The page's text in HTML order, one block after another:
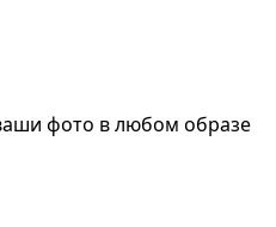
фото в любом образе